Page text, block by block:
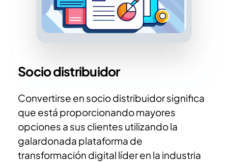
Socio distribuidor
Convertirse en socio distribuidor significa
que está proporcionando mayores
opciones a sus clientes utilizando la
galardonada plataforma de
transformación digital líder en la industria